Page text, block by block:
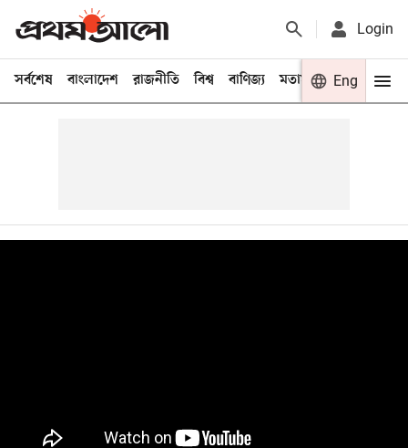
Login
সর্বশেষ বাংলাদেশ রাজনীতি বিশ্ব বাণিজ্য মতামত খেলা
Eng